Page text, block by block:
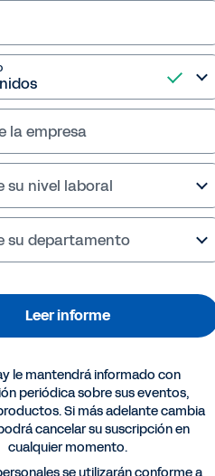
la empresa
su nivel laboral
su departamento
Leer informe
le mantendrá informado con
periódica sobre sus eventos,
Si más adelante cambia
cancelar su suscripción en
cualquier momento.